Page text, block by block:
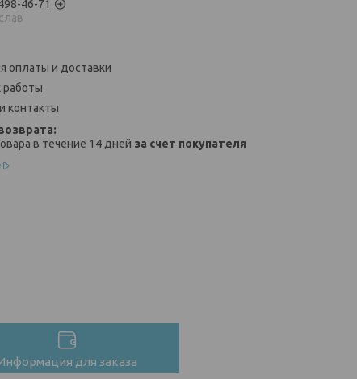
46-71
оплаты и доставки
работы
контакты
в течение 14 дней за счет покупателя
для заказа